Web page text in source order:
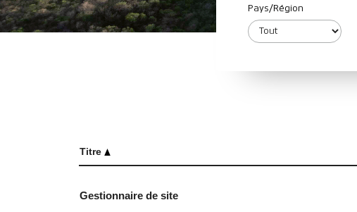
Pays/Région
Titre
Gestionnaire de site